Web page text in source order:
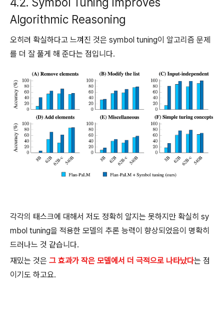
Algorithmic Reasoning
오히려 확실하다고 느껴진 것은 symbol tuning이 알고리즘 문제
를 더 잘 풀게 해 준다는 점입니다.
각각의 태스크에 대해서 저도 정확히 알지는 못하지만 확실히 sy
mbol tuning을 적용한 모델의 추론 능력이 향상되었음이 명확히
드러나느 것 같습니다.
재밌는 것은 그 효과가 작은 모델에서 더 극적으로 나타났다는 점
이기도 하고요.